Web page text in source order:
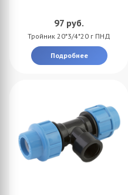
97 руб.
Тройник 20*3/4*20 г ПНД
Подробнее